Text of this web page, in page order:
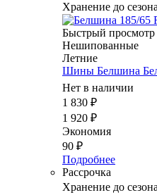
Хранение до
Быстрый просмотр
Нешипованные
Летние
Шины Белшина
Нет в наличии
1 830 ₽
1 920 ₽
Экономия
90 ₽
Подробнее
Рассрочка
Хранение до